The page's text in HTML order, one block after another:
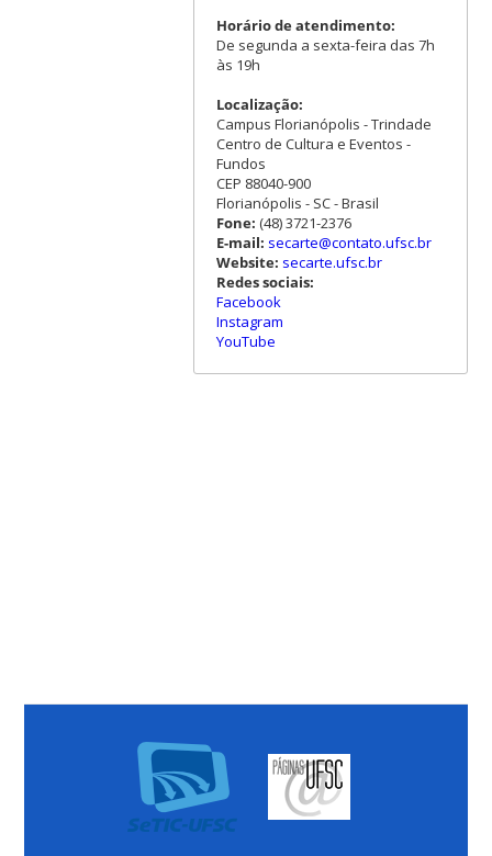
Horário de atendimento:
De segunda a sexta-feira das 7h
às 19h
Localização:
Campus Florianópolis - Trindade
Centro de Cultura e Eventos -
Fundos
CEP 88040-900
Florianópolis - SC - Brasil
Fone: (48) 3721-2376
E-mail: secarte@contato.ufsc.br
Website: secarte.ufsc.br
Redes sociais:
Facebook
Instagram
YouTube